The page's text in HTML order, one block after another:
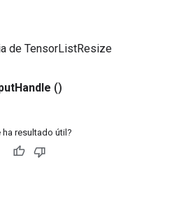
de TensorListResize
Handle ()
ha resultado útil?